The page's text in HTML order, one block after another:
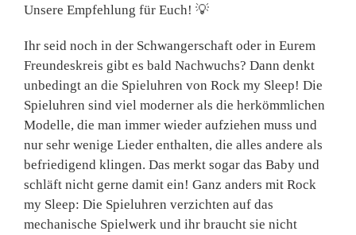
Unsere Empfehlung für Euch! 💡
Ihr seid noch in der Schwangerschaft oder in Eurem
Freundeskreis gibt es bald Nachwuchs? Dann denkt
unbedingt an die Spieluhren von Rock my Sleep! Die
Spieluhren sind viel moderner als die herkömmlichen
Modelle, die man immer wieder aufziehen muss und
nur sehr wenige Lieder enthalten, die alles andere als
befriedigend klingen. Das merkt sogar das Baby und
schläft nicht gerne damit ein! Ganz anders mit Rock
my Sleep: Die Spieluhren verzichten auf das
mechanische Spielwerk und ihr braucht sie nicht